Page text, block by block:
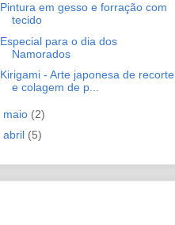
Pintura em gesso e forração com
tecido
Especial para o dia dos
Namorados
Kirigami - Arte japonesa de recorte
e colagem de p...
maio (2)
abril (5)